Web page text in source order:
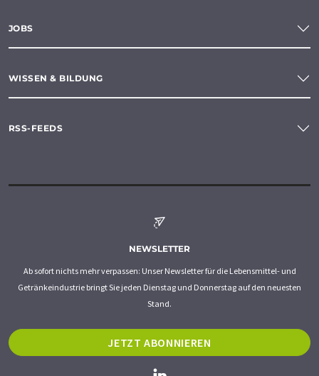
JOBS
WISSEN & BILDUNG
RSS-FEEDS
NEWSLETTER
Ab sofort nichts mehr verpassen: Unser Newsletter für die Lebensmittel- und
Getränkeindustrie bringt Sie jeden Dienstag und Donnerstag auf den neuesten
Stand.
JETZT ABONNIEREN